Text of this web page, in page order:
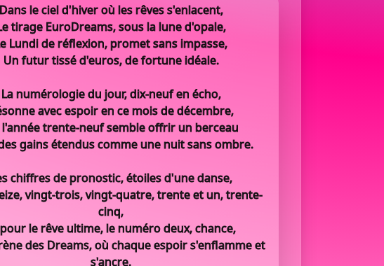
Dans le ciel d'hiver où les rêves s'enlacent,
tirage EuroDreams, sous la lune d'opale,
Lundi de réflexion, promet sans impasse,
Un futur tissé d'euros, de fortune idéale.
La numérologie du jour, dix-neuf en écho,
avec espoir en ce mois de décembre,
trente-neuf semble offrir un berceau
gains étendus comme une nuit sans ombre.
chiffres de pronostic, étoiles d'une danse,
vingt-trois, vingt-quatre, trente et un, trente-
cinq,
le rêve ultime, le numéro deux, chance,
des Dreams, où chaque espoir s'enflamme et
s'ancre.